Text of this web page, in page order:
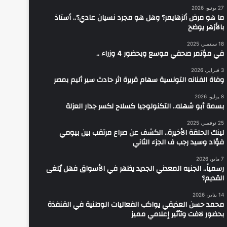
27 يونيو، 2026
ما هو مرض ألزهايمر؟ وهل هو مجرد نسيان عادي؟.. أستاذ
بالأزهر يوضح
18 سبتمبر، 2025
في مؤتمر صحفي موسع وبحضور 4 وزراء ..
3 فبراير، 2026
وفاة الفنانه التونسية سهام قريرة اثر حادث سير أليم بمصر
8 يوليو، 2026
بسمة أبو شهله.. التكنولوجيا كسلاح لكسر جدار العزلة
25 نوفمبر، 2025
لينك الحلقة الأخيرة.. الكشف عن صراع مرتقب بين بيومي
فؤاد وسيد رجب ف الجزء الثاني
7 مايو، 2026
رسمياً.. الجنيه المعدني الجديد يظهر في الأسواق فهل يُلغى
القديم؟
14 يناير، 2026
محمد حسن العذيقي يواكب الفعاليات الوطنية في القنفذة
بحضور لافت وتأثير إعلامي مميز